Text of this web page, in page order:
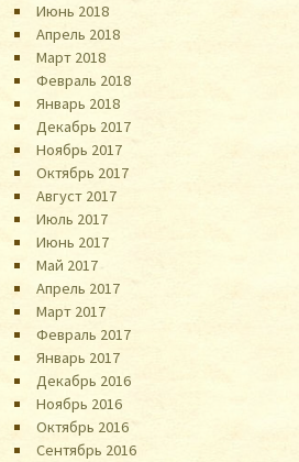
Июнь 2018
Апрель 2018
Март 2018
Февраль 2018
Январь 2018
Декабрь 2017
Ноябрь 2017
Октябрь 2017
Август 2017
Июль 2017
Июнь 2017
Май 2017
Апрель 2017
Март 2017
Февраль 2017
Январь 2017
Декабрь 2016
Ноябрь 2016
Октябрь 2016
Сентябрь 2016